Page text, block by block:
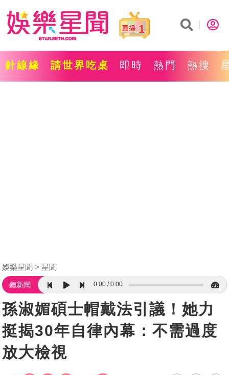
1
針線緣 請世界吃桌 即時 熱門 熱搜
娛樂星聞 星聞
聽新聞 0:00 0:00
孫淑媚碩士帽戴法引議！她力
挺揭30年自律內幕：不需過度
放大檢視